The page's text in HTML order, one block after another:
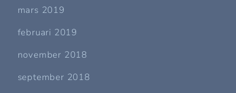
mars 2019
februari 2019
november 2018
september 2018